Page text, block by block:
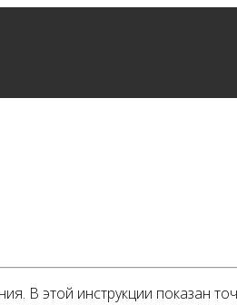
В этой инструкции показан